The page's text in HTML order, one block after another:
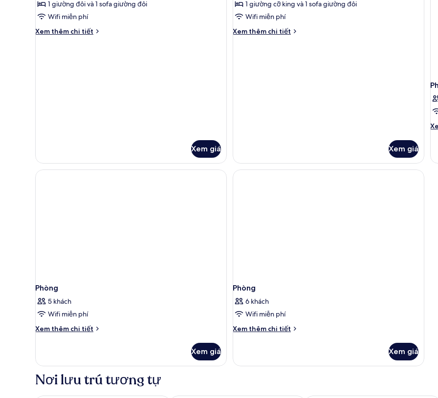
ảnh
Studio
1 giường đôi và 1 sofa giường đôi
Wifi miễn phí
Xem thêm chi tiết
Chi
Xem giá
ảnh
Phòng
Suite
1 giường cỡ king và 1 sofa giường đôi
Wifi miễn phí
Xem thêm chi tiết
Chi
Xem giá
Phòng
5 khách
Wifi miễn phí
Xem thêm chi tiết
Chi
Phòng
Xem giá
Phòng
6 khách
Wifi miễn phí
Xem thêm chi tiết
Chi
Phòng
Xem giá
Nơi lưu trú tương tự